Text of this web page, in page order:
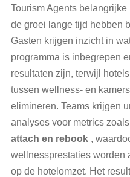
Tourism Agents
de groei lange tijd hebben
Gasten krijgen inzicht in
programma is inbegrepen
resultaten zijn, terwijl
tussen wellness- en
elimineren. Teams krijgen
analyses voor metrics zoals
attach en rebook ,
wellnessprestaties worden
op de hotelomzet. Het